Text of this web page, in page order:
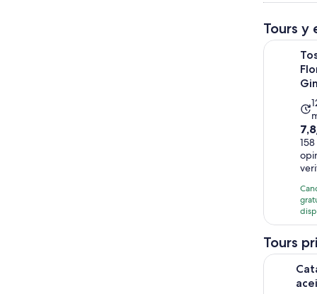
un
Tours y
12
7.8
de
10
158
158
Toscana
Tours
Cata